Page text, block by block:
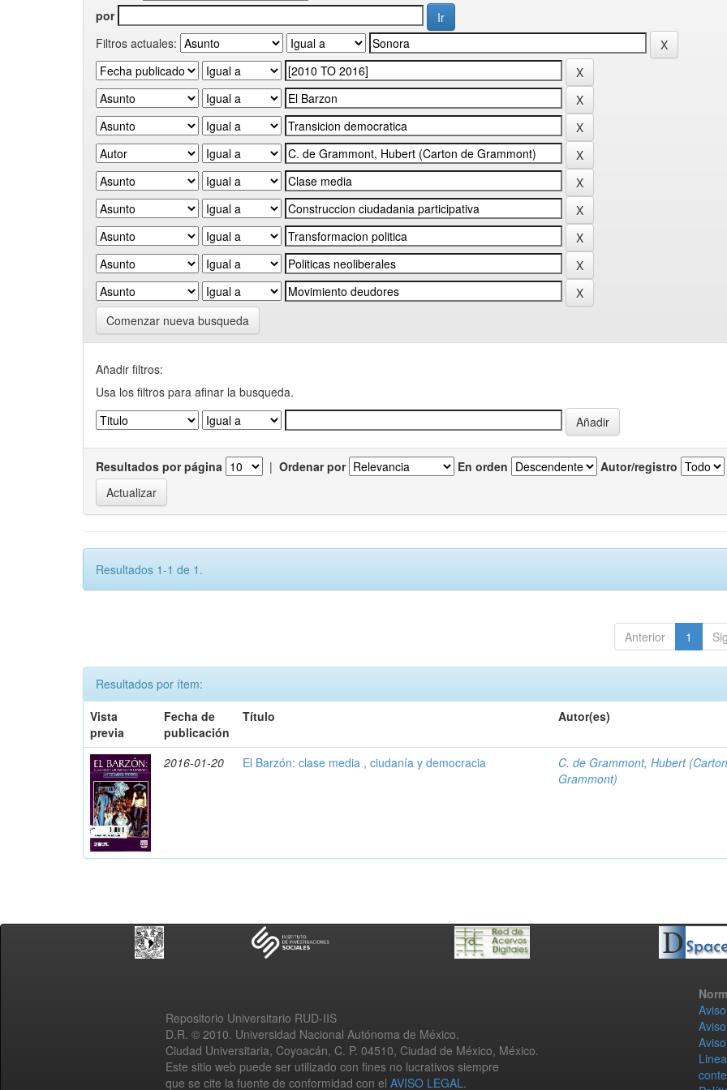
por
Filtros actuales:
Comenzar nueva busqueda
Añadir filtros:
Usa los filtros para afinar la busqueda.
Resultados por página | Ordenar por En orden Autor/registro
Resultados 1-1 de 1.
Anterior 1
Resultados por ítem:
Vista
previa
Fecha de
publicación
Título Autor(es)
2016-01-20 El Barzón: clase media , ciudanía y democracia
C. de Grammont, Hubert
Grammont)
Repositorio Universitario RUD-IIS
D.R. © 2010. Universidad Nacional Autónoma de México.
Ciudad Universitaria, Coyoacán, C. P. 04510, Ciudad de México, México.
Este sitio web puede ser utilizado con fines no lucrativos siempre
que se cite la fuente de conformidad con el AVISO LEGAL.